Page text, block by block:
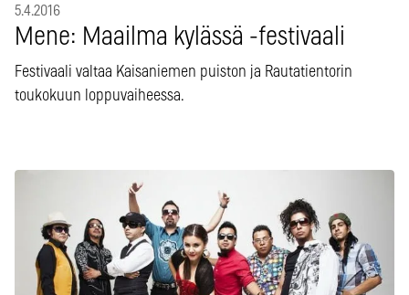
5.4.2016
Mene: Maailma kylässä -festivaali
Festivaali valtaa Kaisaniemen puiston ja Rautatientorin
toukokuun loppuvaiheessa.